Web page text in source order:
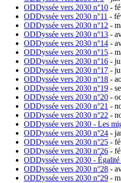
ODDyssée vers 2030 n°10 -
ODDyssée vers 2030 n°11 -
ODDyssée vers 2030 n°12 -
ODDyssée vers 2030 n°13 -
ODDyssée vers 2030 n°14 -
ODDyssée vers 2030 n°15 -
ODDyssée vers 2030 n°16 -
ODDyssée vers 2030 n°17 -
ODDyssée vers 2030 n°18 -
ODDyssée vers 2030 n°19 -
ODDyssée vers 2030 n°20 -
ODDyssée vers 2030 n°21 -
ODDyssée vers 2030 n°22 -
ODDyssée vers 2030 - Les
ODDyssée vers 2030 n°24 -
ODDyssée vers 2030 n°25 -
ODDyssée vers 2030 n°26 -
ODDyssée vers 2030 -
ODDyssée vers 2030 n°28 -
ODDyssée vers 2030 n°29 -